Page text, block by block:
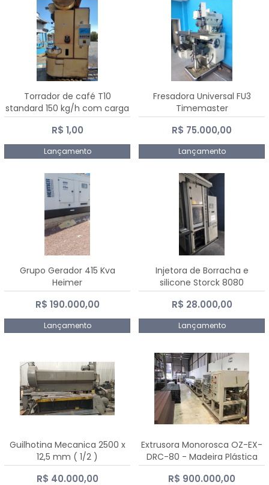
Torrador de café T10
standard 150 kg/h com carga
de 10 kg
R$ 1,00
Lançamento
Fresadora Universal FU3
Timemaster
R$ 75.000,00
Lançamento
Grupo Gerador 415 Kva
Heimer
R$ 190.000,00
Lançamento
Injetora de Borracha e
silicone Storck 8080
R$ 28.000,00
Lançamento
Guilhotina Mecanica 2500 x
12,5 mm ( 1/2 )
R$ 40.000,00
Extrusora Monorosca OZ-EX-
DRC-80 - Madeira Plástica
R$ 900.000,00